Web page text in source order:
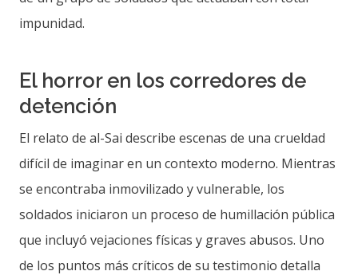
impunidad.
El horror en los corredores de
detención
El relato de al-Sai describe escenas de una crueldad
difícil de imaginar en un contexto moderno. Mientras
se encontraba inmovilizado y vulnerable, los
soldados iniciaron un proceso de humillación pública
que incluyó vejaciones físicas y graves abusos. Uno
de los puntos más críticos de su testimonio detalla